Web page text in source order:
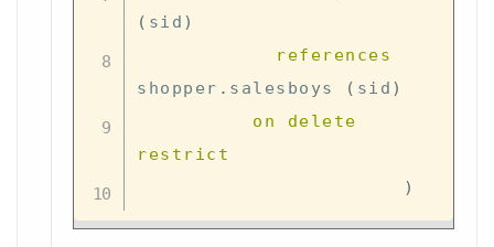
( sid )
references
shopper . salesboys ( sid )
on
delete
restrict
)